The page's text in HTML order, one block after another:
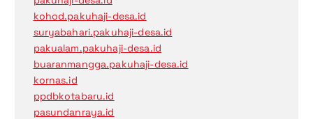
kohod.pakuhaji-desa.id
suryabahari.pakuhaji-desa.id
pakualam.pakuhaji-desa.id
buaranmangga.pakuhaji-desa.id
kornas.id
ppdbkotabaru.id
pasundanraya.id